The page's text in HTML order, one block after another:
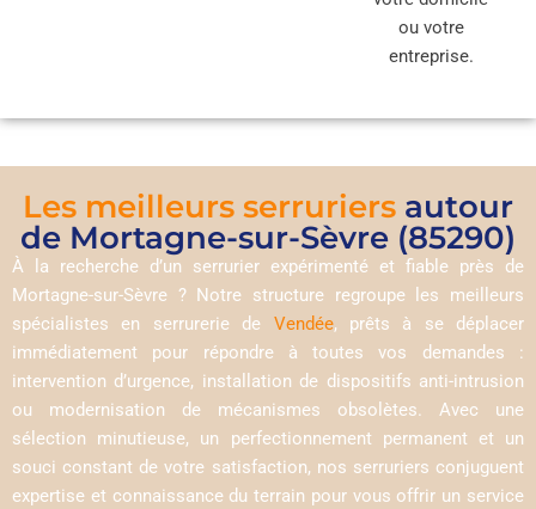
ou votre
entreprise.
Les meilleurs serruriers autour
de Mortagne-sur-Sèvre (85290)
À la recherche d’un serrurier expérimenté et fiable près de
Mortagne-sur-Sèvre ? Notre structure regroupe les meilleurs
spécialistes en serrurerie de Vendée, prêts à se déplacer
immédiatement pour répondre à toutes vos demandes :
intervention d’urgence, installation de dispositifs anti-intrusion
ou modernisation de mécanismes obsolètes. Avec une
sélection minutieuse, un perfectionnement permanent et un
souci constant de votre satisfaction, nos serruriers conjuguent
expertise et connaissance du terrain pour vous offrir un service